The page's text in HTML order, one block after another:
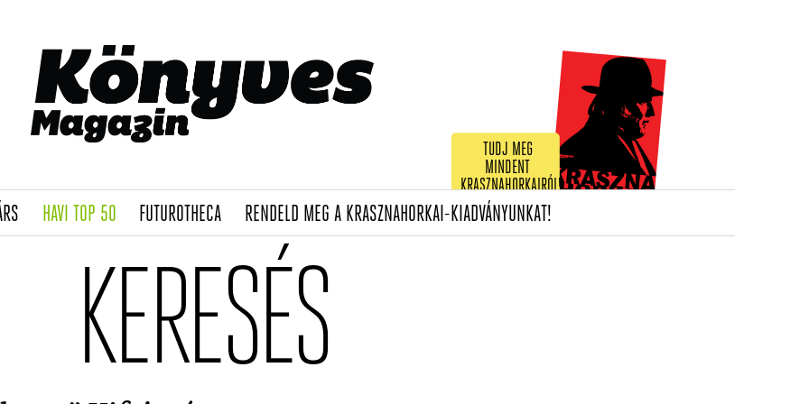
TUDJ MEG
MINDENT
KRASZNAHORKAIRÓL!
(CURRENT)
HAVI TOP 50(CURRENT)
FUTUROTHECA(CURRENT)
RENDELD MEG A KRASZNAHORKAI-KIADVÁNYUNKAT!(CURRENT)
KERESÉS